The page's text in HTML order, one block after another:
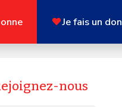
Je fais un don
nous